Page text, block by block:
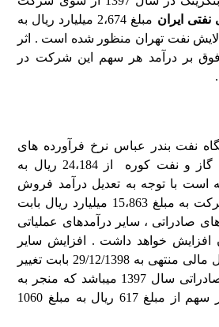
نفتی ایران
مبلغ 2،674 میلیارد ریال به
نفت تهران منظور شده است . اثر
بر درآمد هر سهم این شرکت در
نفت بندر عباس نرخ فرآورده های
صادراتی شامل نفت ، گاز و نفت کوره از 24،184 ریال به
یافته است با توجه به تعدیل درآمد فروش
صادراتی سال 1397 شرکت به مبلغ 15،863 میلیارد ریال بابت
صادراتی ، سایر درآمدهای عملیاتی
خواهد داشت . افزایش سایر
درآمد های عملیاتی سال مالی منتهی به 29/12/1398 بابت تغییر
نرخ ارز فرآورده های صادراتی سال 1397 میباشد که منجر به
افزایش سود خالص هر سهم از مبلغ 617 ریال به مبلغ 1060